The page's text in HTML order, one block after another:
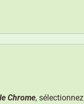
Chrome, sélectionnez